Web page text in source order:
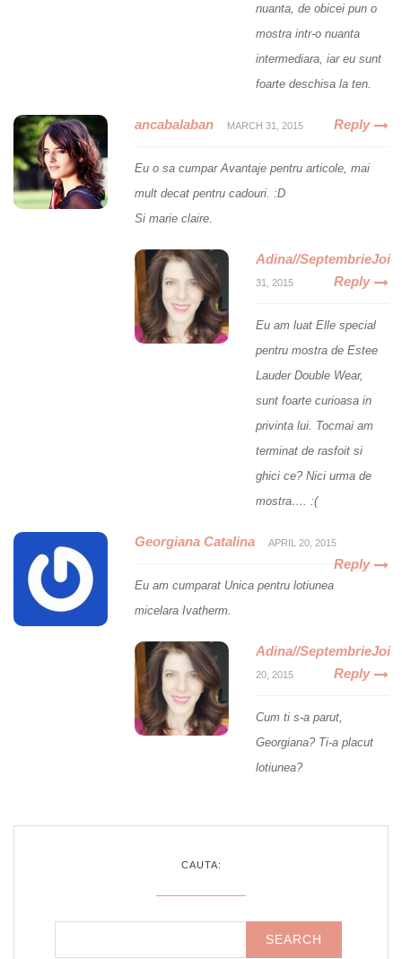
nuanta, de obicei pun o
mostra intr-o nuanta
intermediara, iar eu sunt
foarte deschisa la ten.
ancabalaban MARCH 31, 2015 Reply
Eu o sa cumpar Avantaje pentru articole, mai
mult decat pentru cadouri. :D
Si marie claire.
Adina//SeptembrieJoi
31, 2015 Reply
Eu am luat Elle special
pentru mostra de Estee
Lauder Double Wear,
sunt foarte curioasa in
privinta lui. Tocmai am
terminat de rasfoit si
ghici ce? Nici urma de
mostra…. :(
Georgiana Catalina APRIL 20, 2015
Reply
Eu am cumparat Unica pentru lotiunea
micelara Ivatherm.
Adina//SeptembrieJoi
20, 2015 Reply
Cum ti s-a parut,
Georgiana? Ti-a placut
lotiunea?
CAUTA: